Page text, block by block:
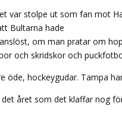
var stolpe ut som fan mot
Bultarna hade
om man pratar om
och skridskor och
öde, hockeygudar. Tampa
året som det klaffar nog